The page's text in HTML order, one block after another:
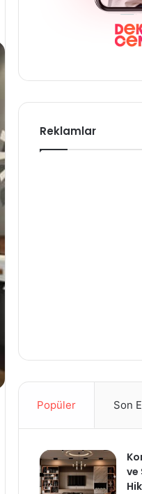
Reklamlar
Popüler Son
ve